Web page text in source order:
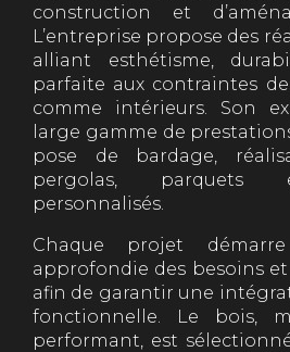
construction et
L’entreprise propose des
alliant esthétisme,
parfaite aux contraintes
comme intérieurs. Son
large gamme de
pose de bardage,
pergolas, parquets
personnalisés.
Chaque projet
approfondie des besoins
afin de garantir une
fonctionnelle. Le bois,
performant, est